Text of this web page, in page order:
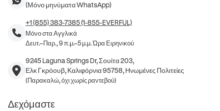
(Μόνο μηνύματα WhatsApp)
+1 (855) 383-7385 (1-855-EVERFUL)
Μόνο στα Αγγλικά
Δευτ.–Παρ., 9 π.μ.–5 μ.μ. Ώρα Ειρηνικού
9245 Laguna Springs Dr, Σουίτα 203,
Ελκ Γκρόουβ, Καλιφόρνια 95758, Ηνωμένες Πολιτείες
(Παρακαλώ, όχι χωρίς ραντεβού)
Δεχόμαστε